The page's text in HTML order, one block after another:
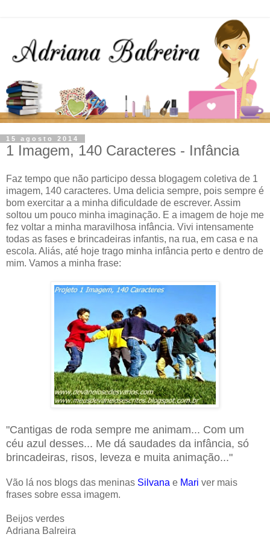
15 agosto 2014
1 Imagem, 140 Caracteres - Infância
Faz tempo que não participo dessa blogagem coletiva de 1
imagem, 140 caracteres. Uma delicia sempre, pois sempre é
bom exercitar a a minha dificuldade de escrever. Assim
soltou um pouco minha imaginação. E a imagem de hoje me
fez voltar a minha maravilhosa infância. Vivi intensamente
todas as fases e brincadeiras infantis, na rua, em casa e na
escola. Aliás, até hoje trago minha infância perto e dentro de
mim. Vamos a minha frase:
"Cantigas de roda sempre me animam... Com um
céu azul desses... Me dá saudades da infância, só
brincadeiras, risos, leveza e muita animação..."
Vão lá nos blogs das meninas Silvana e Mari ver mais
frases sobre essa imagem.
Beijos verdes
Adriana Balreira